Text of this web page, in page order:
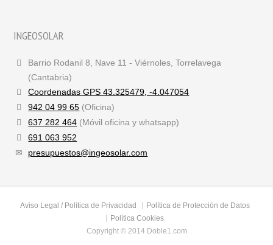
INGEOSOLAR
Barrio Rodanil 8, Nave 11 - Viérnoles, Torrelavega
(Cantabria)
Coordenadas GPS 43.325479, -4.047054
942 04 99 65 (Oficina)
637 282 464 (Móvil oficina y whatsapp)
691 063 952
presupuestos@ingeosolar.com
Aviso Legal / Política de Privacidad
Política de Protección de Datos
Política Cookies
Copyright © 2014 Doble1.com